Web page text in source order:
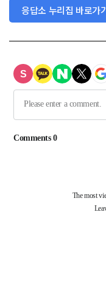
응답소 누리집 바로가